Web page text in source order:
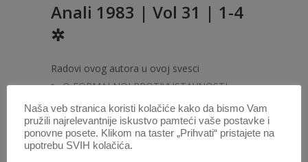
Anali 1983 | Vol 31 | 1-4
✲
Radovi ovog autora u ovoj svesci
O FORMALNOJ PROTIVUSTAVNOSTI
MEĐUNARODNIH UGOVORA (PDF)
1. OKT. 1980.
Naša veb stranica koristi kolačiće kako da bismo Vam
pružili najrelevantnije iskustvo pamteći vaše postavke i
ponovne posete. Klikom na taster „Prihvati“ pristajete na
upotrebu SVIH kolačića.